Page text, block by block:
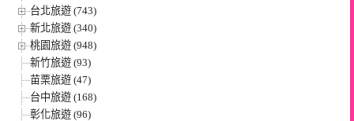
台北旅遊 (743)
新北旅遊 (340)
桃園旅遊 (948)
新竹旅遊 (93)
苗栗旅遊 (47)
台中旅遊 (168)
彰化旅遊 (96)